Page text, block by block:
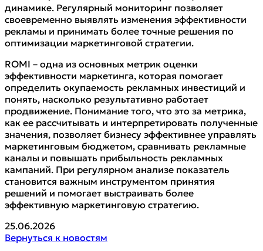
динамике. Регулярный мониторинг позволяет
своевременно выявлять изменения эффективности
рекламы и принимать более точные решения по
оптимизации маркетинговой стратегии.
ROMI – одна из основных метрик оценки
эффективности маркетинга, которая помогает
определить окупаемость рекламных инвестиций и
понять, насколько результативно работает
продвижение. Понимание того, что это за метрика,
как ее рассчитывать и интерпретировать полученные
значения, позволяет бизнесу эффективнее управлять
маркетинговым бюджетом, сравнивать рекламные
каналы и повышать прибыльность рекламных
кампаний. При регулярном анализе показатель
становится важным инструментом принятия
решений и помогает выстраивать более
эффективную маркетинговую стратегию.
25.06.2026
Вернуться к новостям